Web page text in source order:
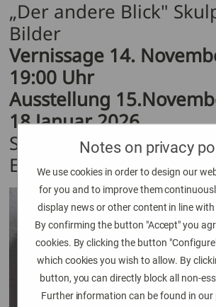
„Der andere Blick"
Bilder
Vernissage 14.
19:00 Uhr
Ausstellung
18.Januar 2026
Städtisches Museum +
Engen
Notes on privacy
We use cookies in order to design our
for you and to improve them
display news or other content in line
By confirming the button "Accept" you
cookies. By clicking the button
which cookies you wish to allow. By
button, you can directly block all non-
Further information can be found in our